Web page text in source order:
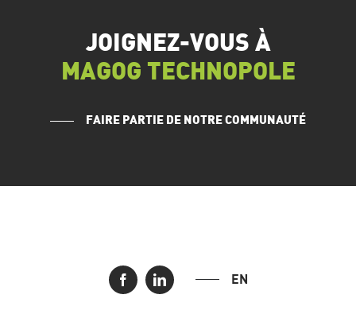
JOIGNEZ-VOUS À
MAGOG TECHNOPOLE
FAIRE PARTIE DE NOTRE COMMUNAUTÉ
EN